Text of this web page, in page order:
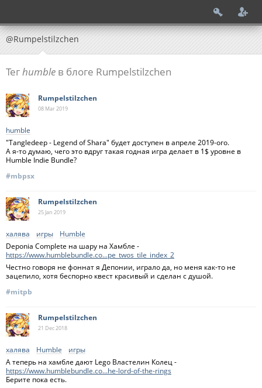
@Rumpelstilzchen
Тегhumble в блоге Rumpelstilzchen
Rumpelstilzchen
08 Mar2019
humble
"Tangledeep - Legend of Shara" будет доступен в апреле 2019-ого.
А я-то думаю, чего это вдруг такая годная игра делает в 1$ уровне в
Humble Indie Bundle?
#mbpsx
Rumpelstilzchen
25 Jan 2019
халява игры
Humble
Deponia Complete на шару на Хамбле -
https://www.humblebundle.co...pe_twos_tile_index_2
Честно говоря не фоннат я Депонии, играло да, но меня как-то не
зацепило, хотя беспорно квест красивый и сделан с душой.
#mitpb
Rumpelstilzchen
21 Dec2018
халява Humble
игры
А теперь на хамбле дают Lego Властелин Колец -
https://www.humblebundle.co...he-lord-of-the-rings
Берите пока есть.